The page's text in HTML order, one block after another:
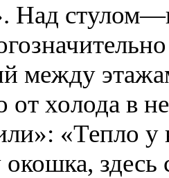
Над
между
от холода в
«Тепло у
окошка,